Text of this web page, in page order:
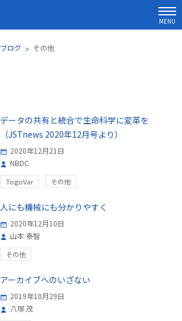
MENU
ログ その他
データの共有と統合で生命科学に変革を
（JSTnews 2020年12月号より）
2020年12月21日
NBDC
TogoVar その他
人にも機械にも分かりやすく
2020年12月10日
山本 泰智
その他
アーカイブへのいざない
2019年10月29日
八塚 茂